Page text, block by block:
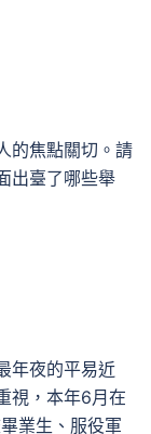
的焦點關切。請
出臺了哪些舉
年夜的平易近
視，本年6月在
業生、服役軍